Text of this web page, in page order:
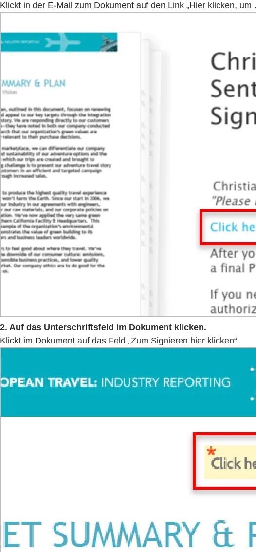
Klickt in der E-Mail zum Dokument auf den Link „Hier klicken, um
2. Auf das Unterschriftsfeld im Dokument klicken.
Klickt im Dokument auf das Feld „Zum Signieren hier klicken“.